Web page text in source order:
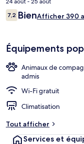
est
de
Avis
voyageurs
7,27,2 sur 10
BienAfficher 390
Équipements
Animaux de
admis
Wi-Fi gratuit
Climatisation
Tout afficher
Services et